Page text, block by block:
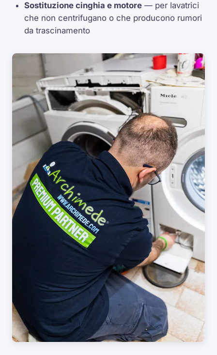
Sostituzione cinghia e motore — per lavatrici
che non centrifugano o che producono rumori
da trascinamento